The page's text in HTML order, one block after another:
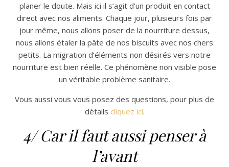
planer le doute. Mais ici il s’agit d’un produit en contact
direct avec nos aliments. Chaque jour, plusieurs fois par
jour même, nous allons poser de la nourriture dessus,
nous allons étaler la pâte de nos biscuits avec nos chers
petits. La migration d’éléments non désirés vers notre
nourriture est bien réelle. Ce phénomène non visible pose
un véritable problème sanitaire.
Vous aussi vous vous posez des questions, pour plus de
détails cliquez ici.
4/ Car il faut aussi penser à
l’avant